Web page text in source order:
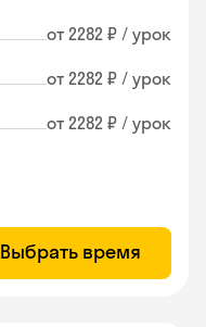
от 2282 ₽ / урок
от 2282 ₽ / урок
от 2282 ₽ / урок
Выбрать время